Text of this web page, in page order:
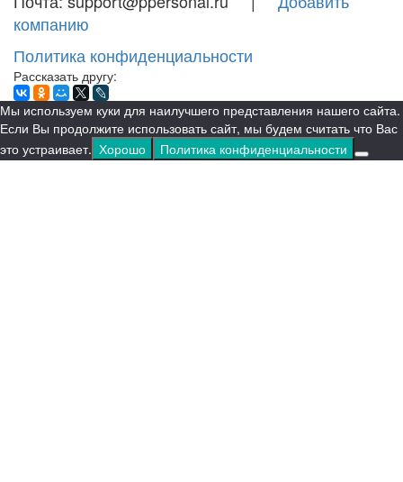
компанию
Политика конфиденциальности
Рассказать другу:
Мы используем куки для наилучшего представления нашего сайта.
Если Вы продолжите использовать сайт, мы будем считать что Вас
это устраивает. Хорошо Политика конфиденциальности